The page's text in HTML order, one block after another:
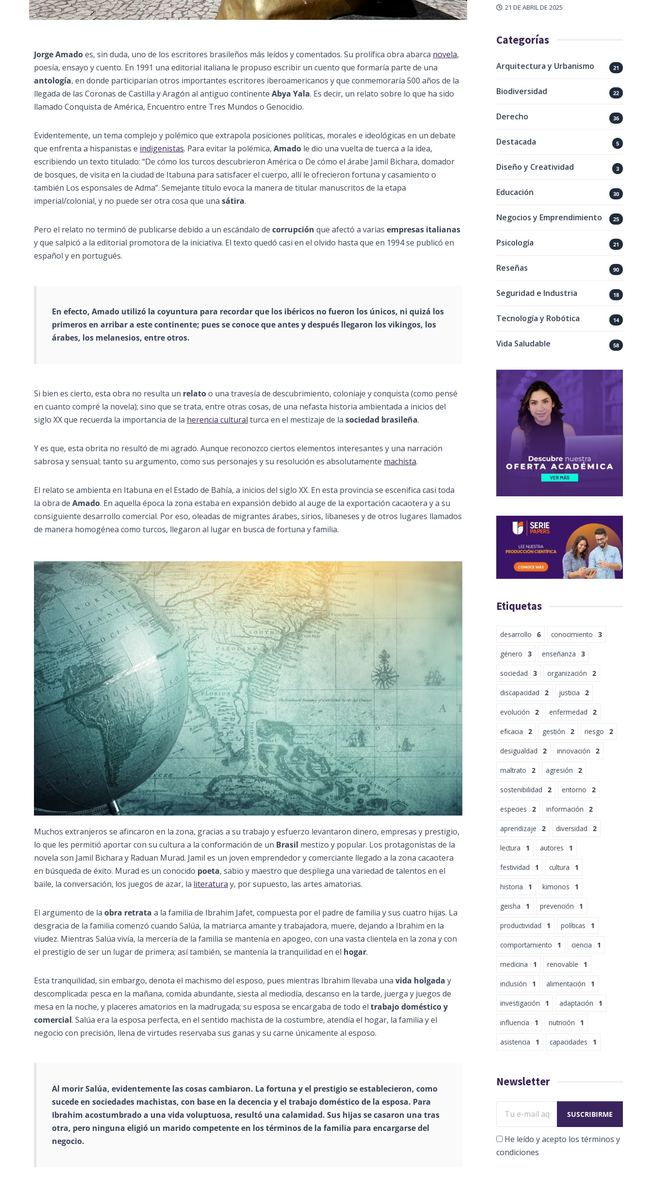
Jorge Amadoes, sin duda, uno de los escritores brasileños más leídos y comentados. Su prolífica obra abarca novela,
poesía, ensayo y cuento. En 1991 una editorial italiana le propuso escribir un cuento que formaría parte de una
antología, en donde participarían otros importantes escritores iberoamericanos y que conmemoraría 500 años de la
llegada de las Coronas de Castilla y Aragón al antiguo continente Abya Yala. Es decir, un relato sobre lo que ha sido
llamado Conquista de América, Encuentro entre Tres Mundos o Genocidio.
Evidentemente, un tema complejo y polémico que extrapola posiciones políticas, morales e ideológicas en un debate
que enfrenta a hispanistas e indigenistas. Para evitar la polémica, Amado le dio una vuelta de tuerca a la idea,
escribiendo un texto titulado: “De cómo los turcos descubrieron América o De cómo el árabe Jamil Bichara, domador
de bosques, de visita en la ciudad de Itabuna para satisfacer el cuerpo, allí le ofrecieron fortuna y casamiento o
también Los esponsales de Adma”. Semejante título evoca la manera de titular manuscritos de la etapa
imperial/colonial, y no puede ser otra cosa que una sátira.
Pero el relato no terminó de publicarse debido a un escándalo de corrupción que afectó a varias empresas italianas
y que salpicó a la editorial promotora de la iniciativa. El texto quedó casi en el olvido hasta que en 1994 se publicó en
español y en portugués.
En efecto, Amado utilizó la coyuntura para recordar que los ibéricos no fueron los únicos, ni quizá los
primeros en arribar a este continente; pues se conoce que antes y después llegaron losvikingos, los
árabes, los melanesios, entre otros.
Si bien es cierto, esta obra no resulta un relatoo una travesía de descubrimiento, coloniaje y conquista (como pensé
en cuanto compré la novela); sino que se trata, entre otras cosas, de una nefasta historia ambientada a inicios del
siglo XX que recuerda la importancia de la herencia cultural turca en el mestizaje de la sociedad brasileña.
Y es que, esta obrita no resultó de mi agrado. Aunque reconozco ciertos elementos interesantes y una narración
sabrosa y sensual; tanto su argumento, como sus personajes y su resolución es absolutamente machista.
El relato se ambienta en Itabuna en el Estado de Bahía, a inicios del siglo XX. En esta provincia se escenifica casi toda
la obra de Amado. En aquella época la zona estaba en expansión debido al auge de la exportación cacaotera y a su
consiguiente desarrollo comercial. Por eso, oleadas de migrantes árabes, sirios, libaneses y de otros lugares llamados
de manera homogénea como turcos, llegaron al lugar en busca de fortuna y familia.
Muchos extranjeros se afincaron en la zona, gracias a su trabajo y esfuerzo levantaron dinero, empresas y prestigio,
lo que les permitió aportar con su cultura a la conformación de un Brasil mestizo y popular. Los protagonistas de la
novela son Jamil Bichara y Raduan Murad. Jamil es un joven emprendedor y comerciante llegado a la zona cacaotera
en búsqueda de éxito. Murad es un conocido poeta, sabio y maestro que despliega una variedad de talentos en el
baile, la conversación, los juegos de azar, la literatura y, por supuesto, las artes amatorias.
El argumento de la obra retrata a la familia de Ibrahim Jafet, compuesta por el padre de familia y sus cuatro hijas. La
desgracia de la familia comenzó cuando Salúa, la matriarca amante y trabajadora, muere, dejando a Ibrahim en la
viudez. Mientras Salúa vivía, la mercería de la familia se mantenía en apogeo, con una vasta clientela en la zona y con
el prestigio de ser un lugar de primera; así también, se mantenía la tranquilidad en el hogar.
Esta tranquilidad, sin embargo, denota el machismo del esposo, pues mientras Ibrahim llevaba una vida holgada y
descomplicada: pesca en la mañana, comida abundante, siesta al mediodía, descanso en la tarde, juerga y juegos de
mesa en la noche, y placeres amatorios en la madrugada; su esposa se encargaba de todo el trabajo doméstico y
comercial. Salúa era la esposa perfecta, en el sentido machista de la costumbre, atendía el hogar, la familia y el
negocio con precisión, llena de virtudes reservaba sus ganas y su carne únicamente al esposo.
Al morir Salúa, evidentemente las cosas cambiaron. La fortuna y el prestigio se establecieron, como
sucede en sociedades machistas, con base en la decencia y el trabajo domésticode la esposa. Para
Ibrahim acostumbrado a una vida voluptuosa, resultó una calamidad. Sus hijas se casaron una tras
otra, pero ninguna eligió un marido competente en los términos de la familia para encargarse del
negocio.
21 DE ABRIL DE 2025
Categorías
Arquitectura y Urbanismo 21
Biodiversidad 22
Derecho 36
Destacada 5
Diseño y Creatividad 3
Educación 30
Negocios y Emprendimiento 25
Psicología 21
Reseñas 90
Seguridad e Industria 18
Tecnología y Robótica 14
Vida Saludable 58
Etiquetas
desarrollo 6 conocimiento 3
género 3 enseñanza 3
sociedad 3 organización 2
discapacidad 2 justicia 2
evolución 2 enfermedad 2
eficacia 2 gestión 2 riesgo 2
desigualdad 2 innovación 2
maltrato 2 agresión 2
sostenibilidad 2 entorno 2
especies 2 información 2
aprendizaje 2 diversidad 2
lectura 1 autores 1
festividad 1 cultura 1
historia 1 kimonos 1
geisha 1 prevención 1
productividad 1 políticas 1
comportamiento 1 ciencia 1
medicina 1 renovable 1
inclusión 1 alimentación 1
investigación 1 adaptación 1
influencia 1 nutrición 1
asistencia 1 capacidades 1
Newsletter
He leído y acepto los términos y
condiciones